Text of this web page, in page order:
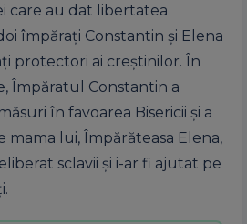
care au dat libertatea
împărați Constantin și Elena
protectori ai creștinilor. În
Împăratul Constantin a
în favoarea Bisericii și a
mama lui, Împărăteasa Elena,
sclavii și i-ar fi ajutat pe